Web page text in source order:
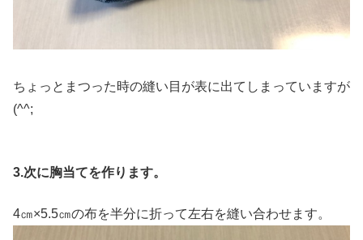
ちょっとまつった時の縫い目が表に出てしまっていますが
(^^;
3.次に胸当てを作ります。
4㎝×5.5㎝の布を半分に折って左右を縫い合わせます。